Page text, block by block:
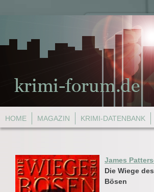
HOME MAGAZIN KRIMI-DATENBANK
James
Die Wiege des
Bösen